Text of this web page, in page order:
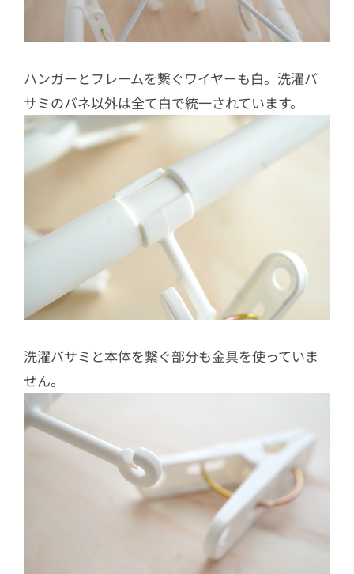
ハンガーとフレームを繋ぐワイヤーも白。洗濯バ
サミのバネ以外は全て白で統一されています。
洗濯バサミと本体を繋ぐ部分も金具を使っていま
せん。